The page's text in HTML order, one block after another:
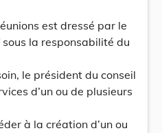
est dressé par le
la responsabilité du
le président du conseil
d’un ou de plusieurs
à la création d’un ou